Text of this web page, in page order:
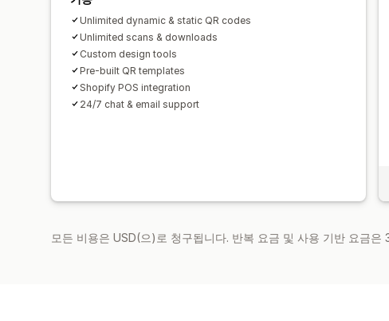
Unlimited dynamic & static QR codes
Unlimited scans & downloads
Custom design tools
Pre-built QR templates
Shopify POS integration
24/7 chat & email support
모든 비용은 USD(으)로 청구됩니다. 반복 요금 및 사용 기반 요금은